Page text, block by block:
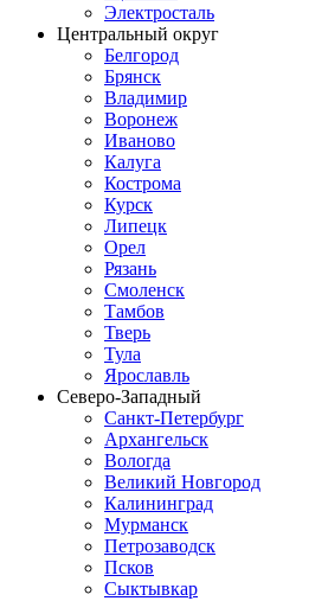
Электросталь
Центральный округ
Белгород
Брянск
Владимир
Воронеж
Иваново
Калуга
Кострома
Курск
Липецк
Орел
Рязань
Смоленск
Тамбов
Тверь
Тула
Ярославль
Северо-Западный
Санкт-Петербург
Архангельск
Вологда
Великий Новгород
Калининград
Мурманск
Петрозаводск
Псков
Сыктывкар